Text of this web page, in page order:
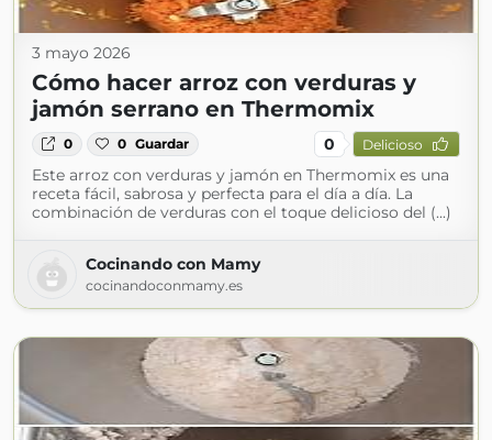
3 mayo 2026
Cómo hacer arroz con verduras y
jamón serrano en Thermomix
0 0 Guardar 0 Delicioso
Este arroz con verduras y jamón en Thermomix es una
receta fácil, sabrosa y perfecta para el día a día. La
combinación de verduras con el toque delicioso del (...)
Cocinando con Mamy
cocinandoconmamy.es